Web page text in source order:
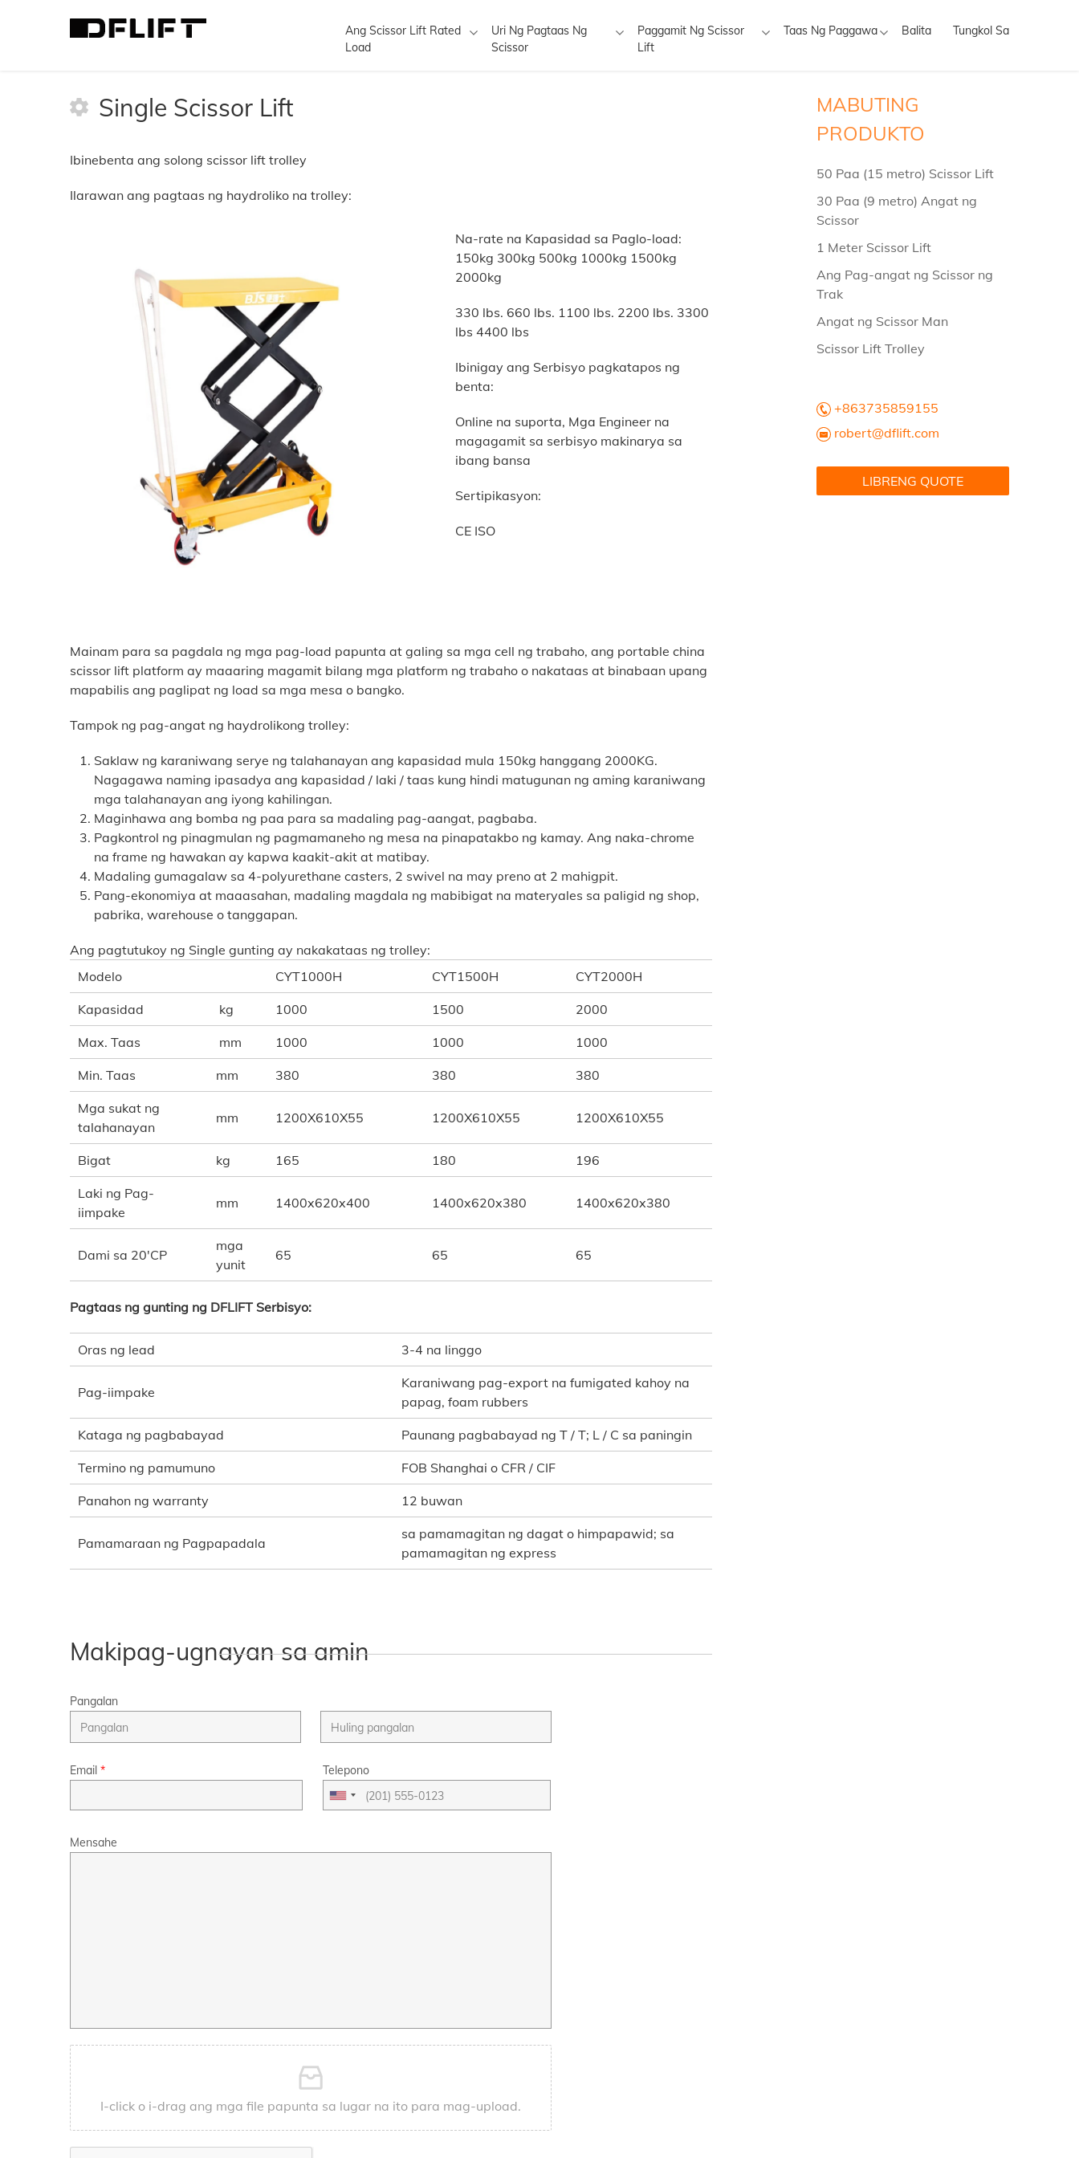
Ang Scissor Lift Rated
Load
Uri Ng Pagtaas Ng
Scissor
Paggamit Ng Scissor
Lift
Taas Ng Paggawa Balita Tungkol Sa
> Uri ng Pagtaas ng Scissor Single Scissor Lift
Single Scissor Lift
Ibinebenta ang solong scissor lift trolley
Ilarawan ang pagtaas ng haydroliko na trolley:
Na-rate na Kapasidad sa Paglo-load:
150kg 300kg 500kg 1000kg 1500kg
2000kg
330 lbs. 660 lbs. 1100 lbs. 2200 lbs. 3300
lbs 4400 lbs
Ibinigay ang Serbisyo pagkatapos ng
benta:
Online na suporta, Mga Engineer na
magagamit sa serbisyo makinarya sa
ibang bansa
Sertipikasyon:
CE ISO
Mainam para sa pagdala ng mga pag-load papunta at galing sa mga cell ng trabaho, ang portable china
scissor lift platform ay maaaring magamit bilang mga platform ng trabaho o nakataas at binabaan upang
mapabilis ang paglipat ng load sa mga mesa o bangko.
Tampok ng pag-angat ng haydrolikong trolley:
Saklaw ng karaniwang serye ng talahanayan ang kapasidad mula 150kg hanggang 2000KG.
Nagagawa naming ipasadya ang kapasidad / laki / taas kung hindi matugunan ng aming karaniwang
mga talahanayan ang iyong kahilingan.
Maginhawa ang bomba ng paa para sa madaling pag-aangat, pagbaba.
Pagkontrol ng pinagmulan ng pagmamaneho ng mesa na pinapatakbo ng kamay. Ang naka-chrome
na frame ng hawakan ay kapwa kaakit-akit at matibay.
Madaling gumagalaw sa 4-polyurethane casters, 2 swivel na may preno at 2 mahigpit.
Pang-ekonomiya at maaasahan, madaling magdala ng mabibigat na materyales sa paligid ng shop,
pabrika, warehouse o tanggapan.
Ang pagtutukoy ng Single gunting ay nakakataas ng trolley:
Modelo
CYT1000H CYT1500H CYT2000H
Kapasidad kg 1000 1500 2000
Max. Taas mm 1000 1000 1000
Min. Taas mm 380 380 380
Mga sukat ng
talahanayan
mm 1200X610X55 1200X610X55 1200X610X55
Bigat kg 165 180 196
Laki ng Pag-
iimpake
mm 1400x620x400 1400x620x380 1400x620x380
Dami sa 20'CP
mga
yunit
65 65 65
Pagtaas ng gunting ng DFLIFT Serbisyo:
Oras ng lead 3-4 na linggo
Pag-iimpake
Karaniwang pag-export na fumigated kahoy na
papag, foam rubbers
Kataga ng pagbabayad Paunang pagbabayad ng T / T; L / C sa paningin
Termino ng pamumuno FOB Shanghai o CFR / CIF
Panahon ng warranty 12 buwan
Pamamaraan ng Pagpapadala
sa pamamagitan ng dagat o himpapawid; sa
pamamagitan ng express
Makipag-ugnayan sa amin
Pangalan
Email * Telepono
Mensahe
I-click o i-drag ang mga file papunta sa lugar na ito para mag-upload.
MABUTING
PRODUKTO
50 Paa (15 metro) Scissor Lift
30 Paa (9 metro) Angat ng
Scissor
1 Meter Scissor Lift
Ang Pag-angat ng Scissor ng
Trak
Angat ng Scissor Man
Scissor Lift Trolley
+863735859155
robert@dflift.com
LIBRENG QUOTE